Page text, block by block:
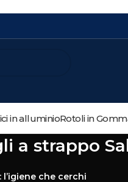
in alluminioRotoli in
a strappo
che cerchi